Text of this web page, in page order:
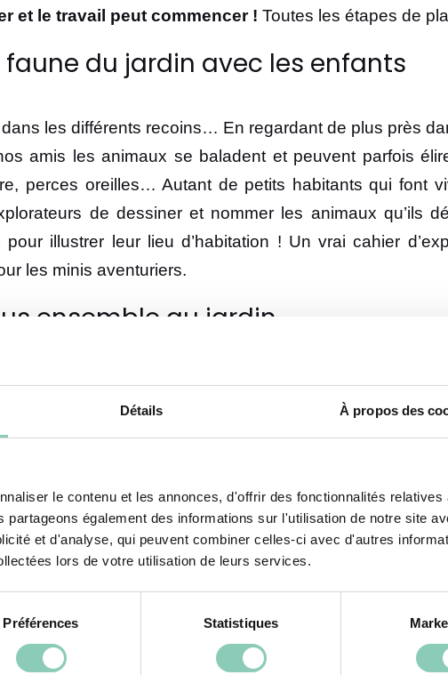
Détails À propos des
le contenu et les annonces, d'offrir des fonctionnalités relatives
également des informations sur l'utilisation de notre site
et d'analyse, qui peuvent combiner celles-ci avec d'autres
lors de votre utilisation de leurs services.
Préférences Statistiques
et le travail peut commencer ! Toutes les étapes de
du jardin avec les enfants
les différents recoins… En regardant de plus près
amis les animaux se baladent et peuvent parfois
perces oreilles… Autant de petits habitants qui font
de dessiner et nommer les animaux qu’ils
illustrer leur lieu d’habitation ! Un vrai cahier
les minis aventuriers.
ensemble au jardin
le moment de se faire plaisir tous ensemble ! Partie
d’activités possibles ! Vous pouvez même leur
sportive, un spectacle de présentation les rendra
le jardin
ne pas organiser une chasse aux trésors ? Une
tour est joué ! Pour vous aider, le renard noir à
et
du jardin